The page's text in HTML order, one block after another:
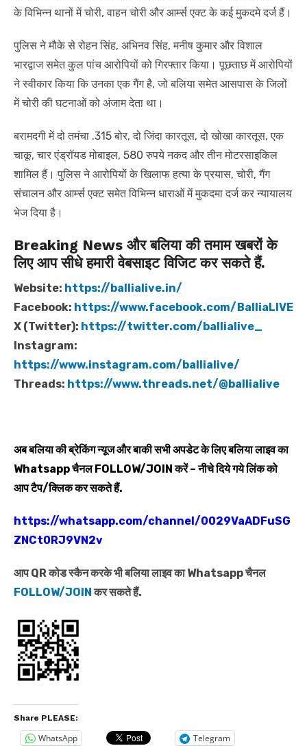
के विभिन्न थानों में चोरी, वाहन चोरी और आर्म्स एक्ट के कई मुकदमे दर्ज हैं।
पुलिस ने मौके से रोहन सिंह, अभिनव सिंह, मनीष कुमार और विशाल
भारद्वाज समेत कुल पांच आरोपियों को गिरफ्तार किया। पूछताछ में आरोपियों
ने स्वीकार किया कि उनका एक गैंग है, जो बलिया समेत आसपास के जिलों
में चोरी की घटनाओं को अंजाम देता था।
बरामदगी में दो तमंचा .315 बोर, दो जिंदा कारतूस, दो खोखा कारतूस, एक
चाकू, चार एंड्रॉयड मोबाइल, 580 रुपये नकद और तीन मोटरसाइकिल
शामिल हैं। पुलिस ने आरोपियों के खिलाफ हत्या के प्रयास, चोरी, गैंग
संचालन और आर्म्स एक्ट समेत विभिन्न धाराओं में मुकदमा दर्ज कर न्यायालय
भेज दिया है।
Breaking News और बलिया की तमाम खबरों के
लिए आप सीधे हमारी वेबसाइट विजिट कर सकते हैं.
Website: https://ballialive.in/
Facebook: https://www.facebook.com/BalliaLIVE
X (Twitter): https://twitter.com/ballialive_
Instagram:
https://www.instagram.com/ballialive/
Threads: https://www.threads.net/@ballialive
अब बलिया की ब्रेकिंग न्यूज और बाकी सभी अपडेट के लिए बलिया लाइव का
WhatsappचैनलFOLLOW/JOINकरें – नीचे दिये गये लिंक को
आप टैप/क्लिक कर सकते हैं.
https://whatsapp.com/channel/0029VaADFuSG
ZNCt0RJ9VN2v
आप QR कोड स्कैन करके भी बलिया लाइव का Whatsapp चैनल
FOLLOW/JOINकर सकते हैं.
Share PLEASE:
WhatsApp Telegram